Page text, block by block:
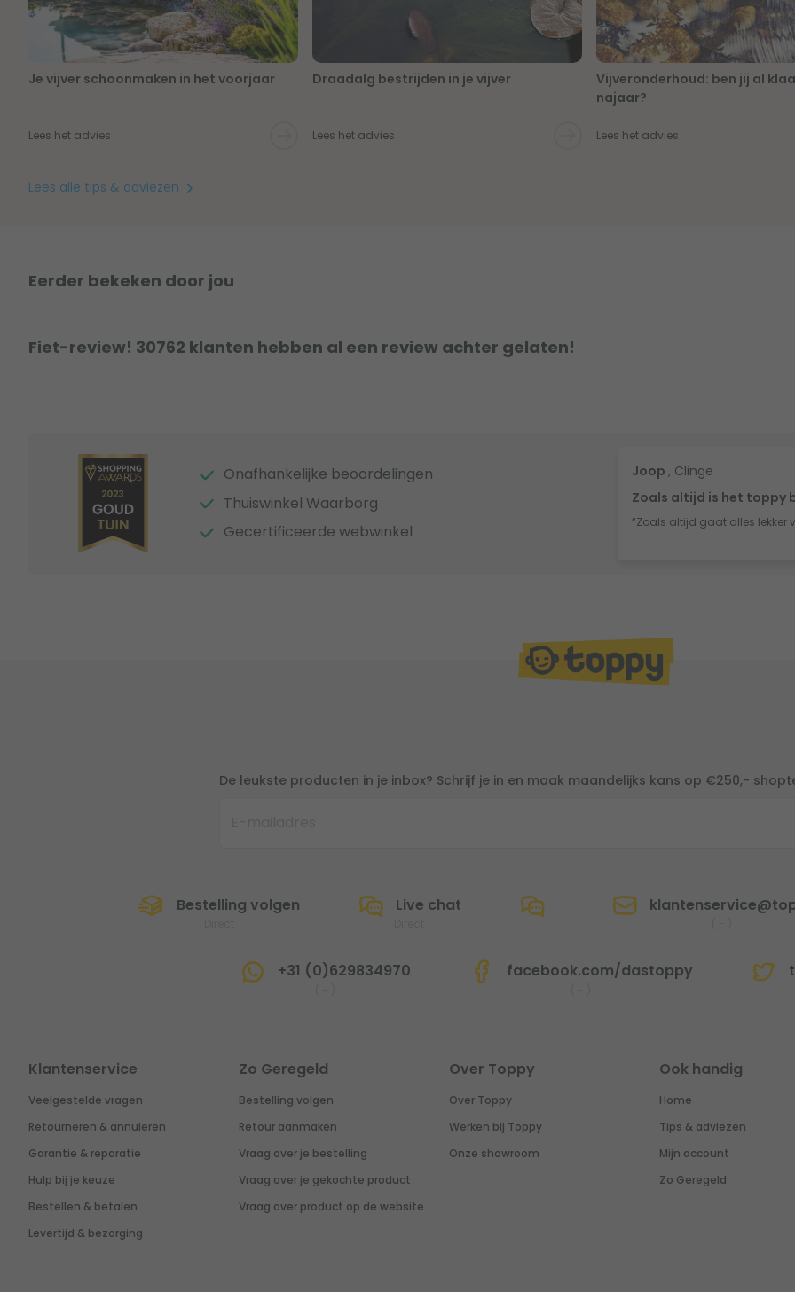
Je vijver schoonmaken in het voorjaar
Lees het advies
Draadalg bestrijden in je vijver
Lees het advies
Vijveronderhoud: ben jij al
najaar?
Lees het advies
Lees alle tips & adviezen
Eerder bekeken door jou
Fiet-review! 30762 klanten hebben al een review achter gelaten!
Onafhankelijke beoordelingen
Thuiswinkel Waarborg
Gecertificeerde webwinkel
Joop , Clinge
Zoals altijd is het toppy
“Zoals altijd gaat alles lekker
De leukste producten in je inbox? Schrijf je in en maak maandelijks kans op €250,-
Bestelling volgen Live chat
+31 (0)629834970 facebook.com/dastoppy
Klantenservice
Veelgestelde vragen
Retourneren & annuleren
Garantie & reparatie
Hulp bij je keuze
Bestellen & betalen
Levertijd & bezorging
Zo Geregeld
Bestelling volgen
Retour aanmaken
Vraag over je bestelling
Vraag over je gekochte product
Vraag over product op de website
Over Toppy
Over Toppy
Werken bij Toppy
Onze showroom
Ook handig
Home
Tips & adviezen
Mijn account
Zo Geregeld